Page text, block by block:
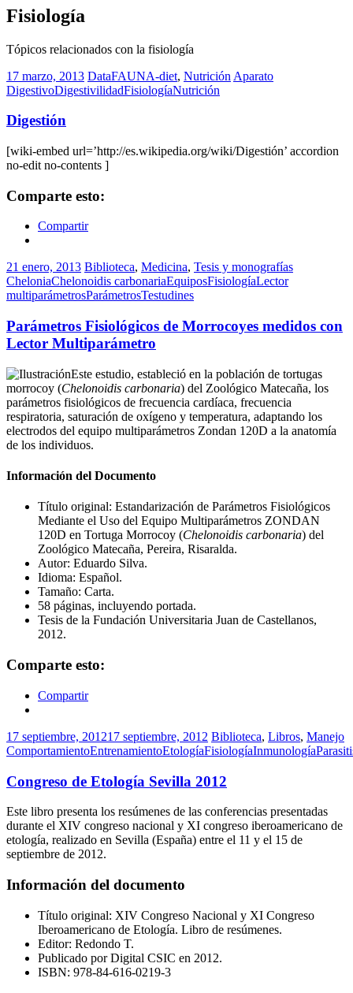
Fisiología
Tópicos relacionados con la fisiología
17 marzo, 2013 DataFAUNA-diet, Nutrición Aparato
DigestivoDigestivilidadFisiologíaNutrición
Digestión
[wiki-embed url=’http://es.wikipedia.org/wiki/Digestión’ accordion
no-edit no-contents ]
Comparte esto:
Compartir
21 enero, 2013 Biblioteca, Medicina, Tesis y monografías
CheloniaChelonoidis carbonariaEquiposFisiologíaLector
multiparámetrosParámetrosTestudines
Parámetros Fisiológicos de Morrocoyes medidos con
Lector Multiparámetro
Este estudio, estableció en la población de tortugas
morrocoy (Chelonoidis carbonaria) del Zoológico Matecaña, los
parámetros fisiológicos de frecuencia cardíaca, frecuencia
respiratoria, saturación de oxígeno y temperatura, adaptando los
electrodos del equipo multiparámetros Zondan 120D a la anatomía
de los individuos.
Información del Documento
Título original: Estandarización de Parámetros Fisiológicos
Mediante el Uso del Equipo Multiparámetros ZONDAN
120D en Tortuga Morrocoy (Chelonoidis carbonaria) del
Zoológico Matecaña, Pereira, Risaralda.
Autor: Eduardo Silva.
Idioma: Español.
Tamaño: Carta.
58 páginas, incluyendo portada.
Tesis de la Fundación Universitaria Juan de Castellanos,
2012.
Comparte esto:
Compartir
17 septiembre, 201217 septiembre, 2012 Biblioteca, Libros, Manejo
ComportamientoEntrenamientoEtologíaFisiologíaInmunología
Congreso de Etología Sevilla 2012
Este libro presenta los resúmenes de las conferencias presentadas
durante el XIV congreso nacional y XI congreso iberoamericano de
etología, realizado en Sevilla (España) entre el 11 y el 15 de
septiembre de 2012.
Información del documento
Título original: XIV Congreso Nacional y XI Congreso
Iberoamericano de Etología. Libro de resúmenes.
Editor: Redondo T.
Publicado por Digital CSIC en 2012.
ISBN: 978-84-616-0219-3